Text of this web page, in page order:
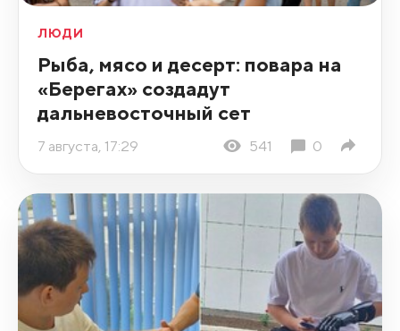
ЛЮДИ
Рыба, мясо и десерт: повара на
«Берегах» создадут
дальневосточный сет
7 августа, 17:29 541 0